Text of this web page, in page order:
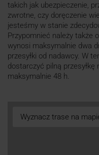
takich jak ubezpieczenie,
zwrotne, czy doręczenie
jesteśmy w stanie
Przypomnieć należy także
wynosi maksymalnie dwa
przesyłki od nadawcy. W
dostarczyć pilną
maksymalnie 48 h.
Wyznacz trase na